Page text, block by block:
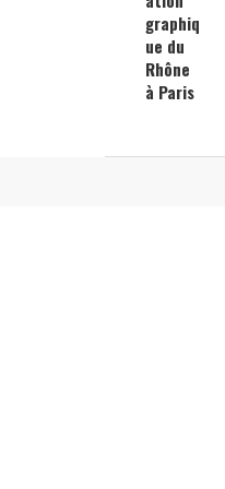
graphiq
ue du
Rhône
à Paris